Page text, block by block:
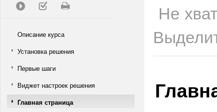
Описание курса
Установка решения
Первые шаги
Виджет настроек решения
Главная страница
Не